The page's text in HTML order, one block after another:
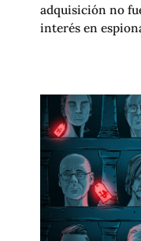
adquisición no
interés en